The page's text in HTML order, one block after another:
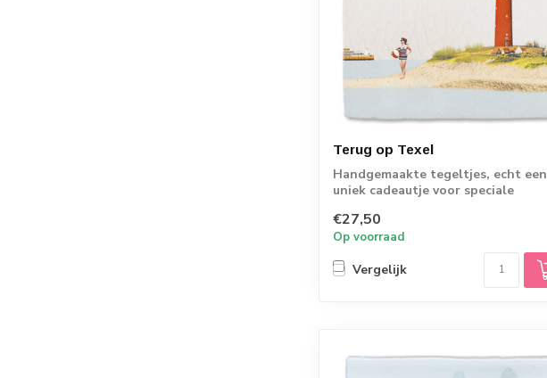
Terug op Texel
Handgemaakte tegeltjes, echt een
uniek cadeautje voor speciale
€27,50
Op voorraad
Vergelijk